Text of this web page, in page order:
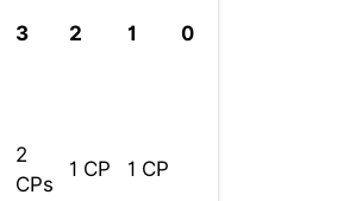
3 2 1 0
2
CPs
1 CP 1 CP